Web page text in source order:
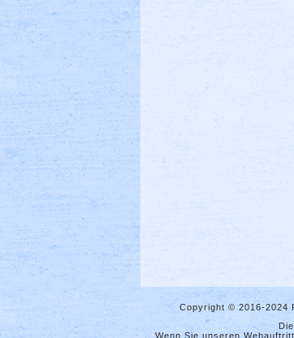
Copyright © 2016-2024
Wenn Sie unseren